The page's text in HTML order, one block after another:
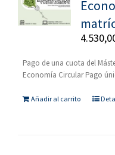
Pago de una cuota del
Economía Circular Pago
Añadir al carrito